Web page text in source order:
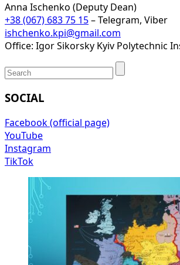
Anna Ischenko (Deputy Dean)
+38 (067) 683 75 15– Telegram, Viber
ishchenko.kpi@gmail.com
Office: Igor Sikorsky Kyiv Polytechnic
SOCIAL
Facebook (official page)
YouTube
Instagram
TikTok